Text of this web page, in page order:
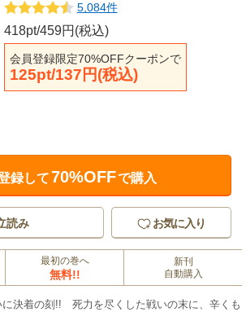
5,084件
418pt/459円(税込)
会員登録限定70%OFFクーポンで
125pt/137円(税込)
録して70%OFFで購入
読み お気に入り
最初の巻へ
無料!!
新刊
自動購入
に決着の刻!! 死力を尽くした戦いの末に、辛くも